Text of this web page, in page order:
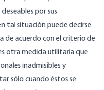
por sus
tal situación puede decirse
de acuerdo con el criterio de
otra medida utilitaria que
inadmisibles y
sólo cuando éstos se